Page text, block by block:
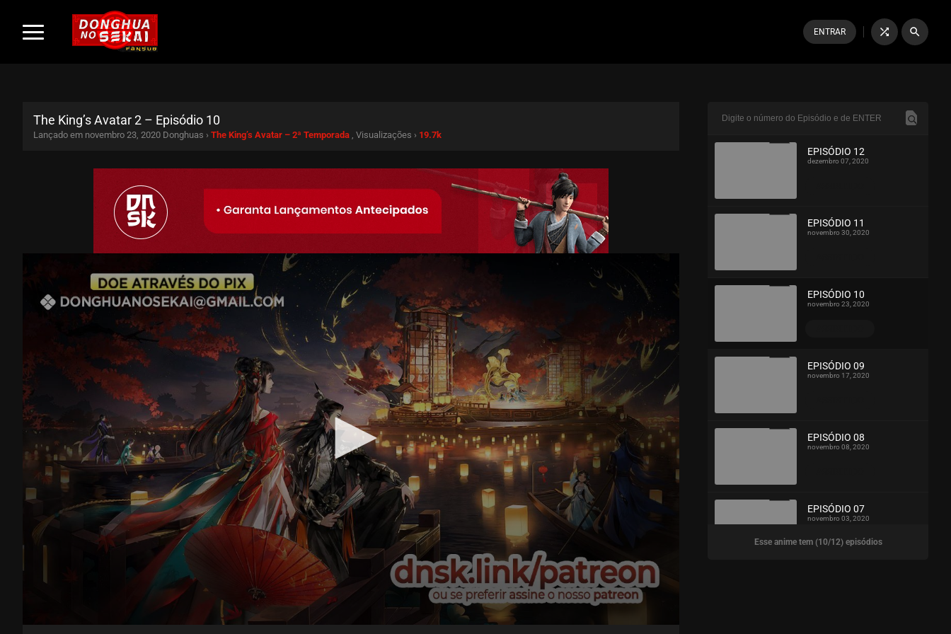
ENTRAR shuffle search
The King’s Avatar 2 – Episódio 10
Lançado em novembro 23, 2020 Donghuas › The King’s Avatar – 2ª Temporada , Visualizações › 19.7k
EPISÓDIO 12
dezembro 07, 2020
EPISÓDIO 11
novembro 30, 2020
EPISÓDIO 10
novembro 23, 2020
EPISÓDIO 09
novembro 17, 2020
EPISÓDIO 08
novembro 08, 2020
ASSISTIDO
EPISÓDIO 07
novembro 03, 2020
Esse anime tem (10/12) episódios